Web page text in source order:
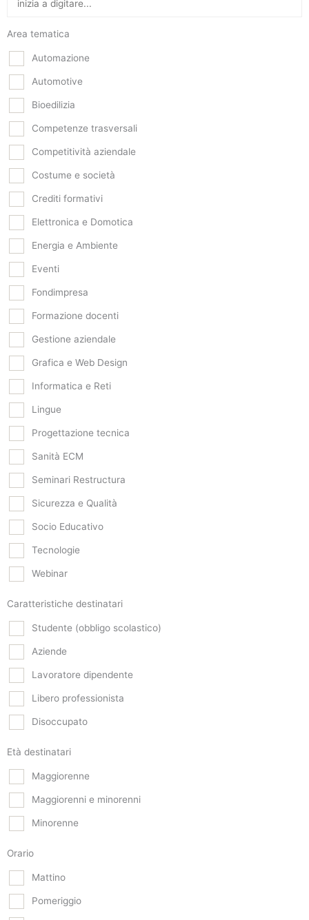
Area tematica
Automazione
Automotive
Bioedilizia
Competenze trasversali
Competitività aziendale
Costume e società
Crediti formativi
Elettronica e Domotica
Energia e Ambiente
Eventi
Fondimpresa
Formazione docenti
Gestione aziendale
Grafica e Web Design
Informatica e Reti
Lingue
Progettazione tecnica
Sanità ECM
Seminari Restructura
Sicurezza e Qualità
Socio Educativo
Tecnologie
Webinar
Caratteristiche destinatari
Studente (obbligo scolastico)
Aziende
Lavoratore dipendente
Libero professionista
Disoccupato
Età destinatari
Maggiorenne
Maggiorenni e minorenni
Minorenne
Orario
Mattino
Pomeriggio